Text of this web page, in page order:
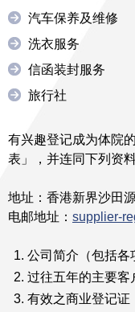
汽车保养及维修
洗衣服务
信函装封服务
旅行社
有兴趣登记成为体院
表」，并连同下列资
地址：香港新界沙田
电邮地址： supplier-
公司简介（包括各
过往五年的主要客
有效之商业登记证